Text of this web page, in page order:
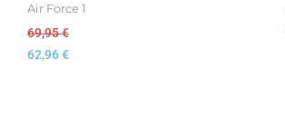
Air Force 1
69,95€
62,96€